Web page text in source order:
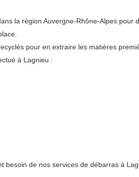
la région Auvergne-Rhône-Alpes
pour en extraire les matières
à Lagnieu :
de nos services de débarras à